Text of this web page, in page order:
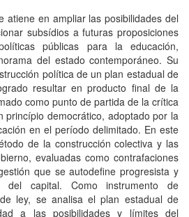
atiene en ampliar las posibilidades del
subsídios a futuras proposiciones
públicas para la educación,
del estado contemporáneo. Su
política de un plan estadual de
resultar en producto final de la
como punto de partida de la crítica
princípio democrático, adoptado por la
en el período delimitado. En este
de la construcción colectiva y las
evaluadas como contrafaciones
que se autodefine progresista y
capital. Como instrumento de
ley, se analisa el plan estadual de
a las posibilidades y límites del